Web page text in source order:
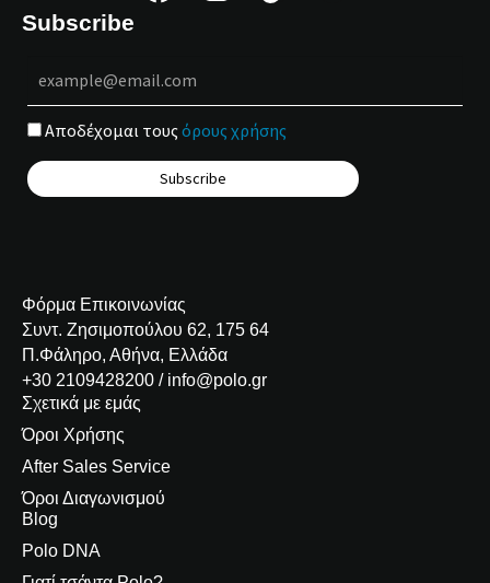
Subscribe
Αποδέχομαι τουςόρους χρήσης
Φόρμα Επικοινωνίας
Συντ. Ζησιμοπούλου 62, 175 64
Π.Φάληρο, Αθήνα, Ελλάδα
+30 2109428200 / info@polo.gr
Σχετικά με εμάς
Όροι Χρήσης
After Sales Service
Όροι Διαγωνισμού
Blog
Polo DNA